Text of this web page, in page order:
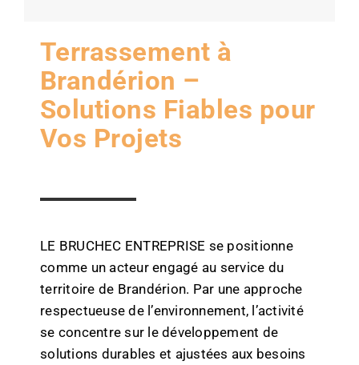
Terrassement à
Brandérion –
Solutions Fiables pour
Vos Projets
LE BRUCHEC ENTREPRISE se positionne
comme un acteur engagé au service du
territoire de Brandérion. Par une approche
respectueuse de l’environnement, l’activité
se concentre sur le développement de
solutions durables et ajustées aux besoins